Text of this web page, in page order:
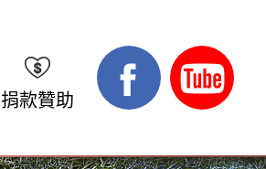
捐款贊助